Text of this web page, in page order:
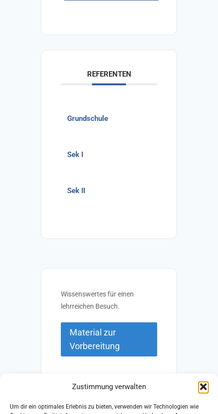
Zustimmung verwalten
Um dir ein optimales Erlebnis zu bieten, verwenden wir Technologien wie
REFERENTEN
Grundschule
Sek I
Sek II
Wissenswertes für einen
lehrreichen Besuch.
Material zur
Vorbereitung